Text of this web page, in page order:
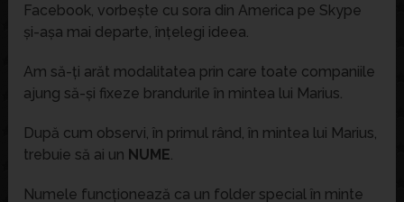
Facebook, vorbește cu sora din America pe Skype
și-așa mai departe, înțelegi ideea.
Am să-ți arăt modalitatea prin care toate companiile
ajung să-și fixeze brandurile în mintea lui Marius.
După cum observi, în primul rând, în mintea lui Marius,
trebuie să ai un NUME
Numele funcționează ca un folder special în minte